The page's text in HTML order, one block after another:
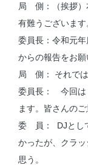
局 側：（挨拶）
有難うございます
委員長：令和元
からの報告をお願
局 側： それでは
委員長： 今回は
ます。皆さんのご
委 員： DJとし
かったが、クラ
思う。